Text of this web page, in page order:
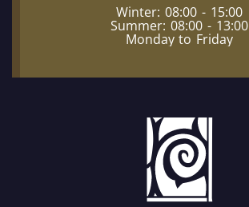
Winter: 08:00 - 15:00
Summer: 08:00 - 13:00
Monday to Friday